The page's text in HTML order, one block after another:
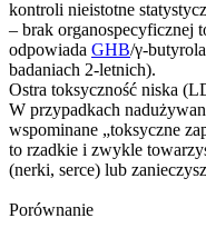
kontroli nieistotne
– brak organospecyficznej
odpowiada GHB/γ-
badaniach 2-letnich).
Ostra toksyczność niska
W przypadkach
wspominane „toksyczne
to rzadkie i zwykle
(nerki, serce) lub
Porównanie